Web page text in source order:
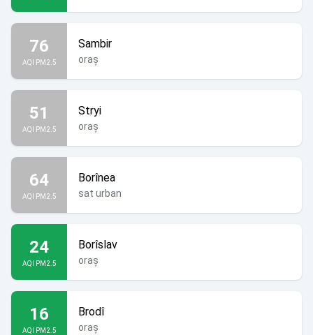
76
AQI PM2.5
Sambir
oraș
51
AQI PM2.5
Stryi
oraș
64
AQI PM2.5
Borînea
sat urban
24
AQI PM2.5
Borîslav
oraș
16
AQI PM2.5
Brodî
oraș